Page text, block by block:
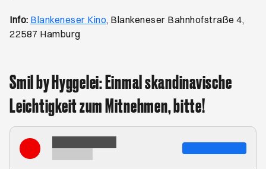
Info: Blankeneser KinoÖffnet ein neues Browser-Tab
, Blankeneser Bahnhofstraße 4,
22587 Hamburg
Smil by Hyggelei: Einmal skandinavische
Leichtigkeit zum Mitnehmen, bitte!